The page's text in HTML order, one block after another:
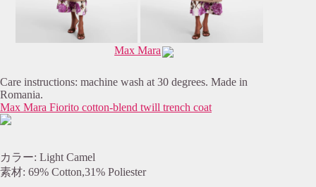
Max Mara
Care instructions: machine wash at 30 degrees. Made in
Romania.
Max Mara Fiorito cotton-blend twill trench coat
カラー: Light Camel
素材: 69% Cotton,31% Poliester